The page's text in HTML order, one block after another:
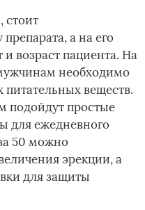
стоит
а на его
возраст пациента. На
необходимо
веществ.
подойдут простые
для ежедневного
50 можно
эрекции, а
для защиты